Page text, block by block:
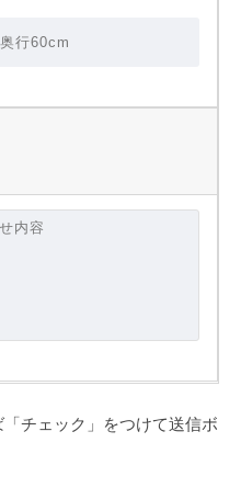
チェック」をつけて送信ボ